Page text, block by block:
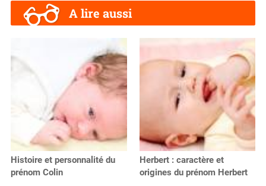
A lire aussi
Histoire et personnalité du
prénom Colin
Herbert : caractère et
origines du prénom Herbert